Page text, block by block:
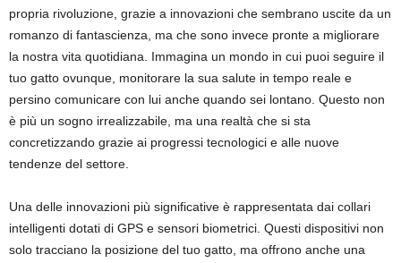
propria rivoluzione, grazie a innovazioni che sembrano uscite da un
romanzo di fantascienza, ma che sono invece pronte a migliorare
la nostra vita quotidiana. Immagina un mondo in cui puoi seguire il
tuo gatto ovunque, monitorare la sua salute in tempo reale e
persino comunicare con lui anche quando sei lontano. Questo non
è più un sogno irrealizzabile, ma una realtà che si sta
concretizzando grazie ai progressi tecnologici e alle nuove
tendenze del settore.
Una delle innovazioni più significative è rappresentata dai collari
intelligenti dotati di GPS e sensori biometrici. Questi dispositivi non
solo tracciano la posizione del tuo gatto, ma offrono anche una